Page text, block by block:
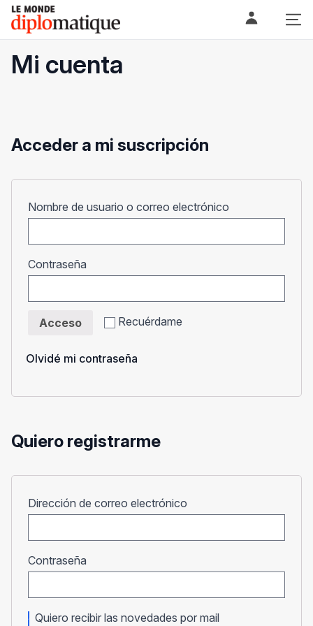
Skip
content
Le monde diplomatique
Mi cuenta
Acceder a mi suscripción
Nombre de usuario o correo electrónico
Contraseña
Recuérdame
Acceso
Olvidé mi contraseña
Quiero registrarme
Dirección de correo electrónico
Contraseña
Quiero recibir las novedades por mail